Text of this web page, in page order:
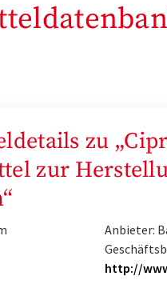
zu
zur
Anbieter:
http://